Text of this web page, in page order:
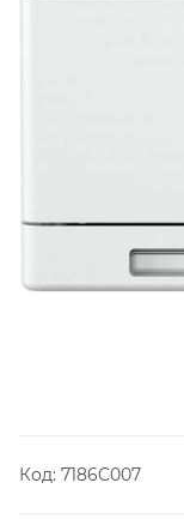
Код: 7186C007